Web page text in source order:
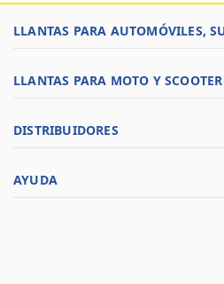
LLANTAS PARA AUTOMÓVILES,
LLANTAS PARA MOTO Y SCOOTER
DISTRIBUIDORES
AYUDA